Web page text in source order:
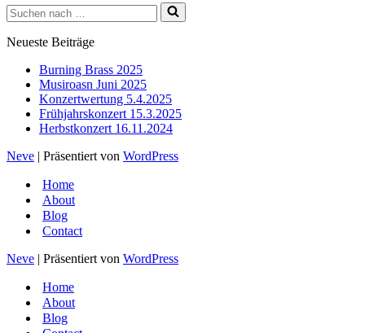
Suchen
nach …
Neueste Beiträge
Burning Brass 2025
Musiroasn Juni 2025
Konzertwertung 5.4.2025
Frühjahrskonzert 15.3.2025
Herbstkonzert 16.11.2024
Neve | Präsentiert von WordPress
Home
About
Blog
Contact
Neve | Präsentiert von WordPress
Home
About
Blog